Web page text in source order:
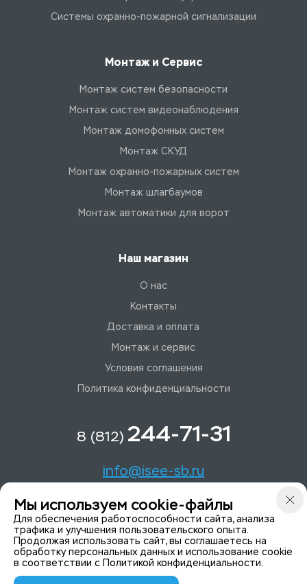
Системы охранно-пожарной сигнализации
Монтаж и Сервис
Монтаж систем безопасности
Монтаж систем видеонаблюдения
Монтаж домофонных систем
Монтаж СКУД
Монтаж охранно-пожарных систем
Монтаж шлагбаумов
Монтаж автоматики для ворот
Наш магазин
О нас
Контакты
Доставка и оплата
Монтаж и сервис
Условия соглашения
Политика конфиденциальности
8 (812) 244-71-31
info@isee-sb.ru
Светлановский пр-кт, д. 70, корп. 1
Мы в Telegam
Мы используем cookie-файлы
Для обеспечения работоспособности сайта, анализа
трафика и улучшения пользовательского опыта.
Продолжая использовать сайт, вы соглашаетесь на
обработку персональных данных и использование cookie
в соответствии с Политикой конфиденциальности.